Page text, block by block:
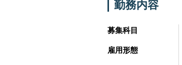
勤務内容
募集科目
雇用形態